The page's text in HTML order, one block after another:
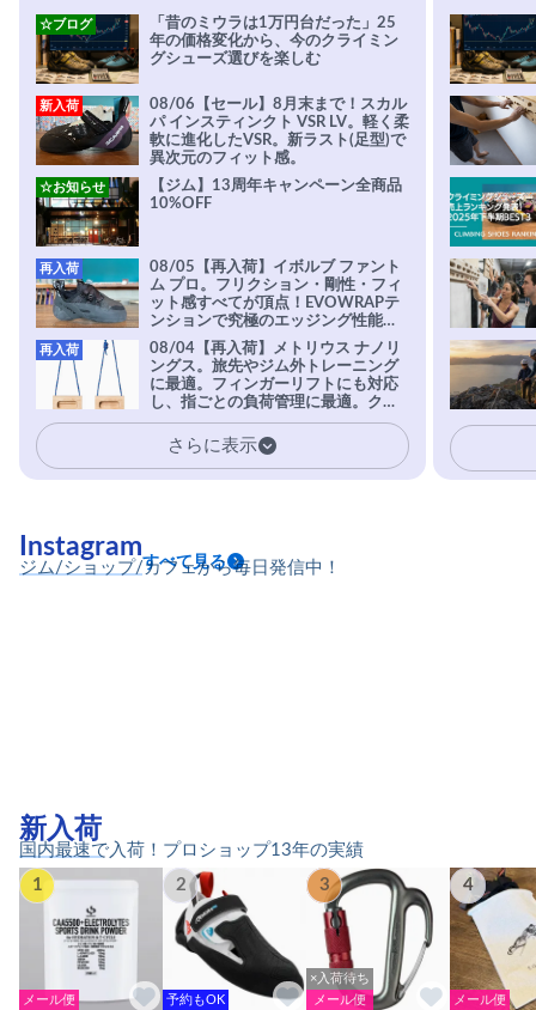
「昔のミウラは1万円台だった」25
年の価格変化から、今のクライミン
グシューズ選びを楽しむ
☆ブログ
08/06【セール】8月末まで！スカル
パ インスティンクト VSR LV。軽く柔
軟に進化したVSR。新ラスト(足型)で
異次元のフィット感。
新入荷
【ジム】13周年キャンペーン全商品
10%OFF
☆お知らせ
08/05【再入荷】イボルブ ファント
ム プロ。フリクション・剛性・フィ
ット感すべてが頂点！EVOWRAPテ
ンションで究極のエッジング性能を
実現。進化系ラバーEvo-74はTRAX
を凌駕する粘着力で極小ホールドに
安心感。
再入荷
08/04【再入荷】メトリウス ナノリ
ングス。旅先やジム外トレーニング
に最適。フィンガーリフトにも対応
し、指ごとの負荷管理に最適。クラ
イマーの指を本気で鍛えるギア。
再入荷
さらに表示
ジム/ショップ/カフェから毎日発信中！
Instagram
すべて見る
国内最速で入荷！プロショップ13年の実績
新入荷
1
メール便
2
予約もOK
3
×入荷待ち
メール便
4
メール便